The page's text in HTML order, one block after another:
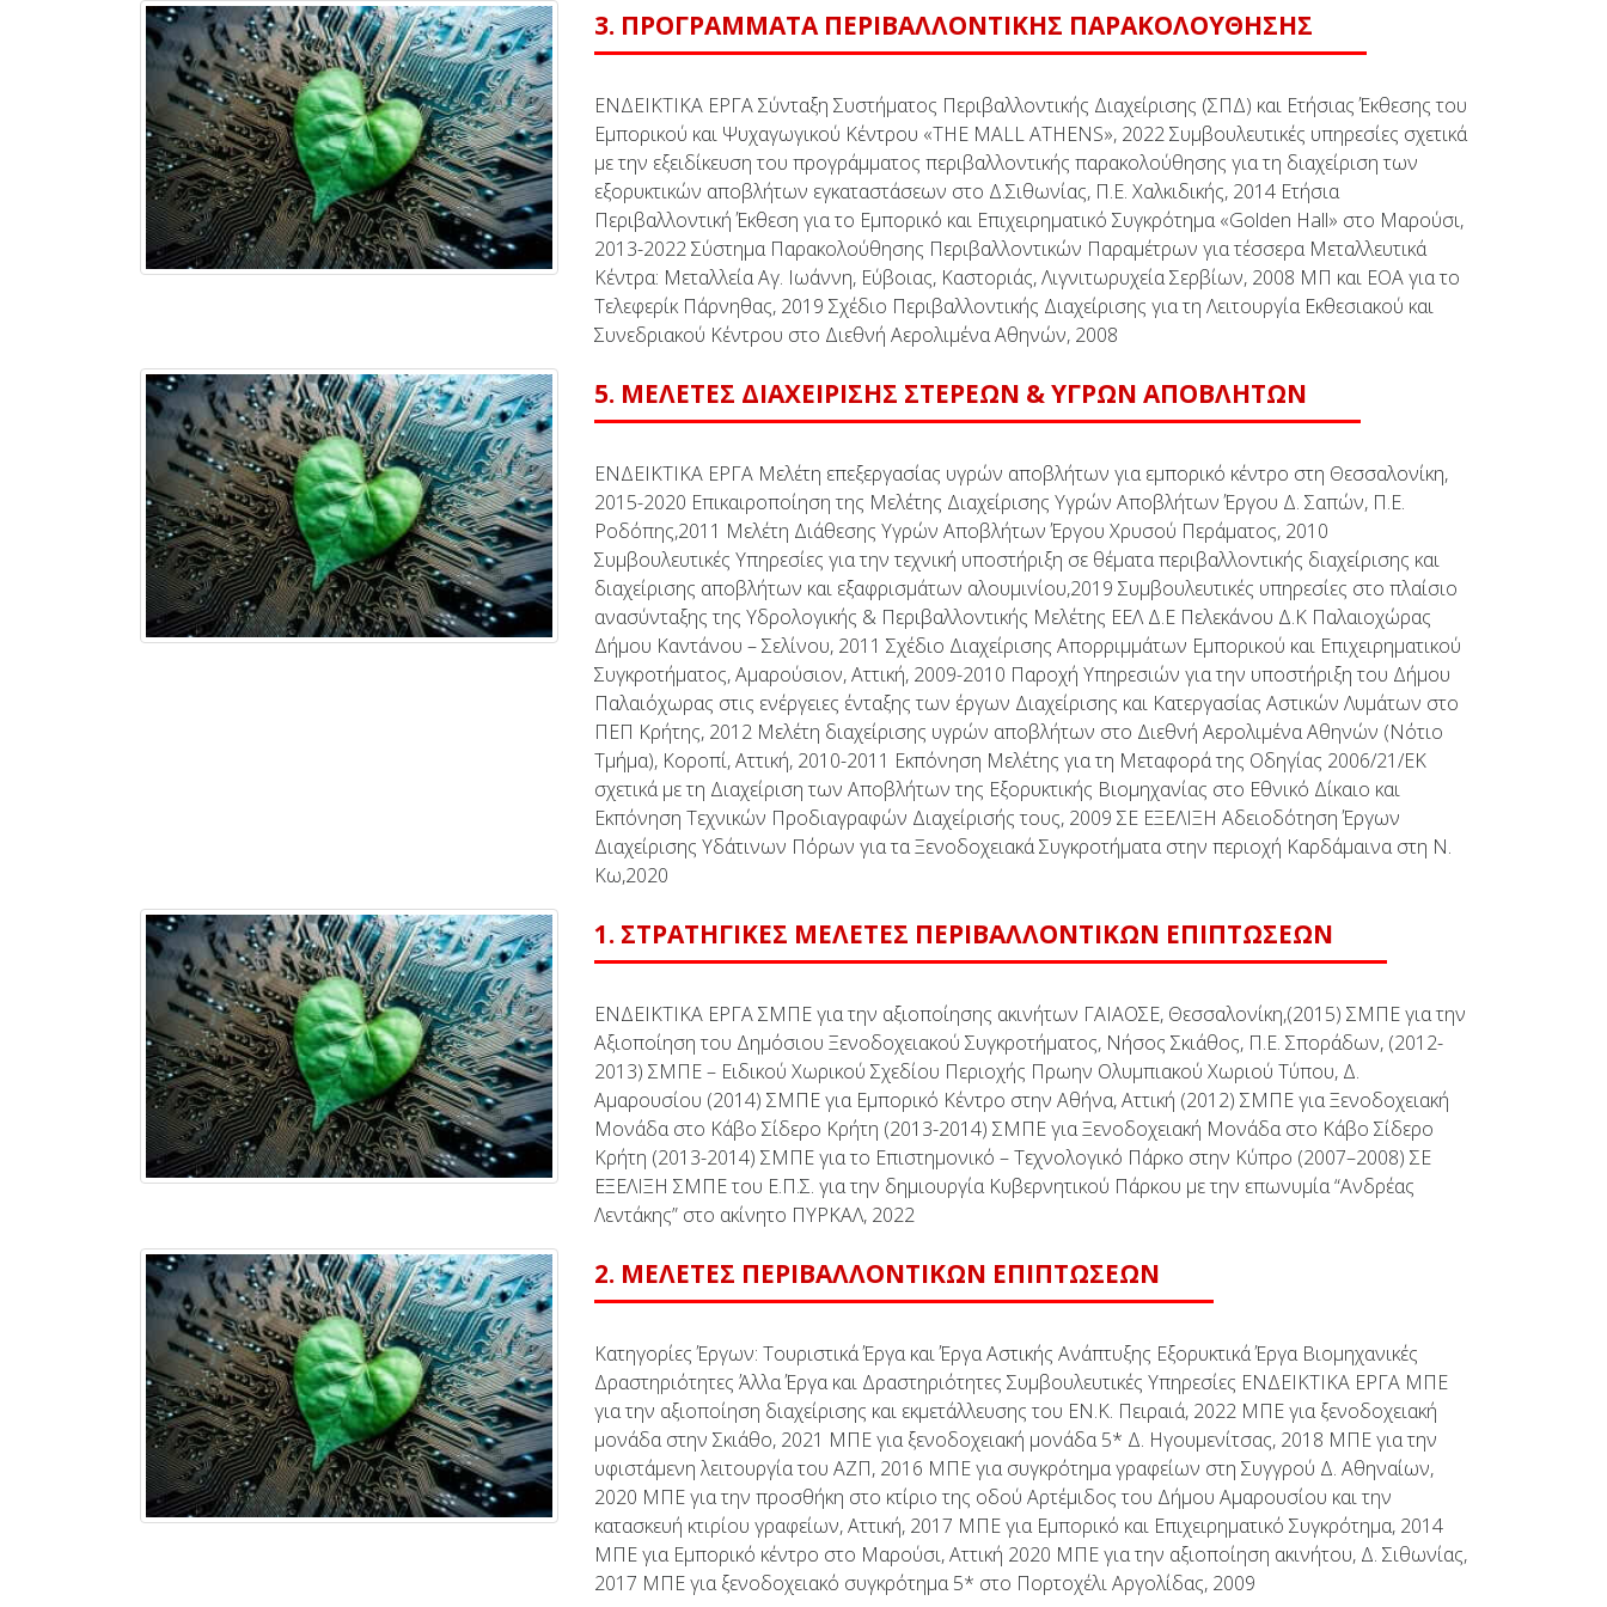
3. ΠΡΟΓΡΑΜΜΑΤΑ ΠΕΡΙΒΑΛΛΟΝΤΙΚΗΣ ΠΑΡΑΚΟΛΟΥΘΗΣΗΣ
ΕΝΔΕΙΚΤΙΚΑ ΕΡΓΑ Σύνταξη Συστήματος Περιβαλλοντικής Διαχείρισης (ΣΠΔ) και Ετήσιας Έκθεσης του
Εμπορικού και Ψυχαγωγικού Κέντρου «THE MALL ATHENS», 2022 Συμβουλευτικές υπηρεσίες σχετικά
με την εξειδίκευση του προγράμματος περιβαλλοντικής παρακολούθησης για τη διαχείριση των
εξορυκτικών αποβλήτων εγκαταστάσεων στο Δ.Σιθωνίας, Π.Ε. Χαλκιδικής, 2014 Ετήσια
Περιβαλλοντική Έκθεση για το Εμπορικό και Επιχειρηματικό Συγκρότημα «Golden Hall» στο Μαρούσι,
2013-2022 Σύστημα Παρακολούθησης Περιβαλλοντικών Παραμέτρων για τέσσερα Μεταλλευτικά
Κέντρα: Μεταλλεία Αγ. Ιωάννη, Εύβοιας, Καστοριάς, Λιγνιτωρυχεία Σερβίων, 2008 ΜΠ και ΕΟΑ για το
Τελεφερίκ Πάρνηθας, 2019 Σχέδιο Περιβαλλοντικής Διαχείρισης για τη Λειτουργία Εκθεσιακού και
Συνεδριακού Κέντρου στο Διεθνή Αερολιμένα Αθηνών, 2008
5. ΜΕΛΕΤΕΣ ΔΙΑΧΕΙΡΙΣΗΣ ΣΤΕΡΕΩΝ & ΥΓΡΩΝ ΑΠΟΒΛΗΤΩΝ
ΕΝΔΕΙΚΤΙΚΑ ΕΡΓΑ Μελέτη επεξεργασίας υγρών αποβλήτων για εμπορικό κέντρο στη Θεσσαλονίκη,
2015-2020 Επικαιροποίηση της Μελέτης Διαχείρισης Υγρών Αποβλήτων Έργου Δ. Σαπών, Π.Ε.
Ροδόπης,2011 Μελέτη Διάθεσης Υγρών Αποβλήτων Έργου Χρυσού Περάματος, 2010
Συμβουλευτικές Υπηρεσίες για την τεχνική υποστήριξη σε θέματα περιβαλλοντικής διαχείρισης και
διαχείρισης αποβλήτων και εξαφρισμάτων αλουμινίου,2019 Συμβουλευτικές υπηρεσίες στο πλαίσιο
ανασύνταξης της Υδρολογικής & Περιβαλλοντικής Μελέτης ΕΕΛ Δ.Ε Πελεκάνου Δ.Κ Παλαιοχώρας
Δήμου Καντάνου – Σελίνου, 2011 Σχέδιο Διαχείρισης Απορριμμάτων Εμπορικού και Επιχειρηματικού
Συγκροτήματος, Αμαρούσιον, Αττική, 2009-2010 Παροχή Υπηρεσιών για την υποστήριξη του Δήμου
Παλαιόχωρας στις ενέργειες ένταξης των έργων Διαχείρισης και Κατεργασίας Αστικών Λυμάτων στο
ΠΕΠ Κρήτης, 2012 Μελέτη διαχείρισης υγρών αποβλήτων στο Διεθνή Αερολιμένα Αθηνών (Νότιο
Τμήμα), Κοροπί, Αττική, 2010-2011 Εκπόνηση Μελέτης για τη Μεταφορά της Οδηγίας 2006/21/ΕΚ
σχετικά με τη Διαχείριση των Αποβλήτων της Εξορυκτικής Βιομηχανίας στο Εθνικό Δίκαιο και
Εκπόνηση Τεχνικών Προδιαγραφών Διαχείρισής τους, 2009 ΣΕ ΕΞΕΛΙΞΗ Αδειοδότηση Έργων
Διαχείρισης Υδάτινων Πόρων για τα Ξενοδοχειακά Συγκροτήματα στην περιοχή Καρδάμαινα στη Ν.
Κω,2020
1. ΣΤΡΑΤΗΓΙΚΕΣ ΜΕΛΕΤΕΣ ΠΕΡΙΒΑΛΛΟΝΤΙΚΩΝ ΕΠΙΠΤΩΣΕΩΝ
ΕΝΔΕΙΚΤΙΚΑ ΕΡΓΑ ΣΜΠΕ για την αξιοποίησης ακινήτων ΓΑΙΑΟΣΕ, Θεσσαλονίκη,(2015) ΣΜΠΕ για την
Αξιοποίηση του Δημόσιου Ξενοδοχειακού Συγκροτήματος, Νήσος Σκιάθος, Π.Ε. Σποράδων, (2012-
2013) ΣΜΠΕ – Ειδικού Χωρικού Σχεδίου Περιοχής Πρωην Ολυμπιακού Χωριού Τύπου, Δ.
Αμαρουσίου (2014) ΣΜΠΕ για Εμπορικό Κέντρο στην Αθήνα, Αττική (2012) ΣΜΠΕ για Ξενοδοχειακή
Μονάδα στο Κάβο Σίδερο Κρήτη (2013-2014) ΣΜΠΕ για Ξενοδοχειακή Μονάδα στο Κάβο Σίδερο
Κρήτη (2013-2014) ΣΜΠΕ για το Επιστημονικό – Τεχνολογικό Πάρκο στην Κύπρο (2007–2008) ΣΕ
ΕΞΕΛΙΞΗ ΣΜΠΕ του Ε.Π.Σ. για την δημιουργία Κυβερνητικού Πάρκου με την επωνυμία “Ανδρέας
Λεντάκης” στο ακίνητο ΠΥΡΚΑΛ, 2022
2. ΜΕΛΕΤΕΣ ΠΕΡΙΒΑΛΛΟΝΤΙΚΩΝ ΕΠΙΠΤΩΣΕΩΝ
Κατηγορίες Έργων: Τουριστικά Έργα και Έργα Αστικής Ανάπτυξης Εξορυκτικά Έργα Βιομηχανικές
Δραστηριότητες Άλλα Έργα και Δραστηριότητες Συμβουλευτικές Υπηρεσίες ΕΝΔΕΙΚΤΙΚΑ ΕΡΓΑ ΜΠΕ
για την αξιοποίηση διαχείρισης και εκμετάλλευσης του ΕΝ.Κ. Πειραιά, 2022 ΜΠΕ για ξενοδοχειακή
μονάδα στην Σκιάθο, 2021 ΜΠΕ για ξενοδοχειακή μονάδα 5* Δ. Ηγουμενίτσας, 2018 ΜΠΕ για την
υφιστάμενη λειτουργία του ΑΖΠ, 2016 ΜΠΕ για συγκρότημα γραφείων στη Συγγρού Δ. Αθηναίων,
2020 ΜΠΕ για την προσθήκη στο κτίριο της οδού Αρτέμιδος του Δήμου Αμαρουσίου και την
κατασκευή κτιρίου γραφείων, Αττική, 2017 ΜΠΕ για Εμπορικό και Επιχειρηματικό Συγκρότημα, 2014
ΜΠΕ για Εμπορικό κέντρο στο Μαρούσι, Αττική 2020 ΜΠΕ για την αξιοποίηση ακινήτου, Δ. Σιθωνίας,
2017 ΜΠΕ για ξενοδοχειακό συγκρότημα 5* στο Πορτοχέλι Αργολίδας, 2009